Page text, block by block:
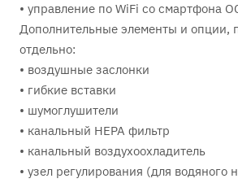
• управление по WiFi со смартфона
Дополнительные элементы и опции,
отдельно:
• воздушные заслонки
• гибкие вставки
• шумоглушители
• канальный HEPA фильтр
• канальный воздухоохладитель
• узел регулирования (для водяного